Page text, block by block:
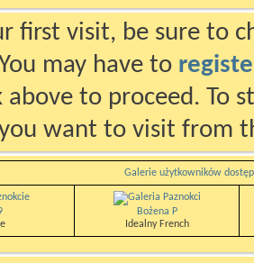
first visit, be sure to
may have to
to proceed. To
want to visit from
Galerie użytkowników
Bożena P
Idealny French